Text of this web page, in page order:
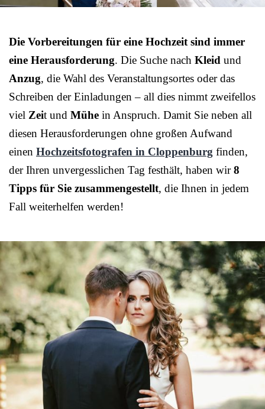
Die Vorbereitungen für eine Hochzeit sind immer
eine Herausforderung. Die Suche nach Kleid und
Anzug, die Wahl des Veranstaltungsortes oder das
Schreiben der Einladungen – all dies nimmt zweifellos
viel Zeit und Mühe in Anspruch. Damit Sie neben all
diesen Herausforderungen ohne großen Aufwand
einen Hochzeitsfotografen in Cloppenburg finden,
der Ihren unvergesslichen Tag festhält, haben wir8
Tipps für Sie zusammengestellt, die Ihnen in jedem
Fall weiterhelfen werden!